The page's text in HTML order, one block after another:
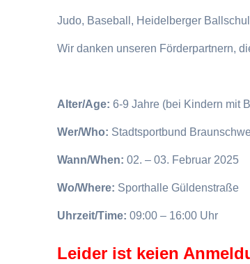
Judo, Baseball, Heidelberger
Wir danken unseren Förderpartnern,
Alter/Age:6-9 Jahre (bei Kindern mit
Wer/Who: Stadtsportbund
Wann/When:02. – 03. Februar 2025
Wo/Where: Sporthalle Güldenstraße
Uhrzeit/Time:09:00 – 16:00 Uhr
Leider ist keien